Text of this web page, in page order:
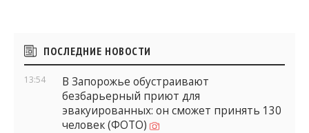
Боковые
виджеты
ПОСЛЕДНИЕ НОВОСТИ
13:54
В Запорожье обустраивают
безбарьерный приют для
эвакуированных: он сможет принять 130
человек (ФОТО)